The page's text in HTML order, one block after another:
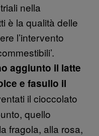
nella
è la qualità delle
l’intervento
aggiunto il latte
e fasullo il
il cioccolato
quello
fragola, alla rosa,